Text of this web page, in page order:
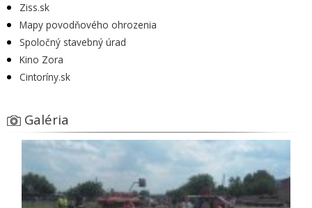
Ziss.sk
Mapy povodňového ohrozenia
Spoločný stavebný úrad
Kino Zora
Cintoríny.sk
Galéria